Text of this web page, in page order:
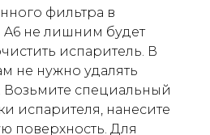
фильтра в
A6 не лишним будет
испаритель. В
не нужно удалять
Возьмите специальный
испарителя, нанесите
поверхность. Для